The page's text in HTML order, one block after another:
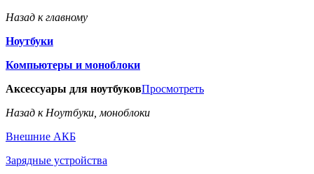
Назад к главному
Ноутбуки
Компьютеры и моноблоки
Аксессуары для ноутбуковПросмотреть
Назад к Ноутбуки, моноблоки
Внешние АКБ
Зарядные устройства